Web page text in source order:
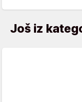
Još iz